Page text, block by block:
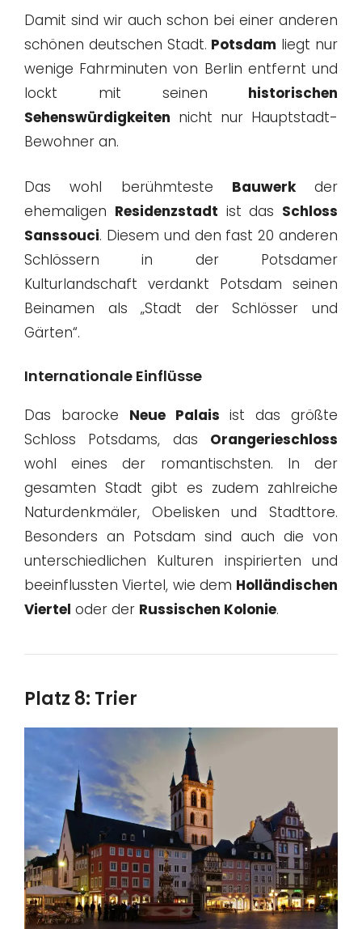
Damit sind wir auch schon bei einer anderen
schönen deutschen Stadt. Potsdam liegt nur
wenige Fahrminuten von Berlin entfernt und
lockt mit seinen historischen
Sehenswürdigkeiten nicht nur Hauptstadt-
Bewohner an.
Das wohl berühmteste Bauwerkder
ehemaligen Residenzstadt ist das Schloss
Sanssouci. Diesem und den fast 20 anderen
Schlössern in der Potsdamer
Kulturlandschaft verdankt Potsdam seinen
Beinamen als „Stadt der Schlösser und
Gärten“.
Internationale Einflüsse
Das barocke Neue Palais ist das größte
Schloss Potsdams, das Orangerieschloss
wohl eines der romantischsten. In der
gesamten Stadt gibt es zudem zahlreiche
Naturdenkmäler, Obelisken und Stadttore.
Besonders an Potsdam sind auch die von
unterschiedlichen Kulturen inspirierten und
beeinflussten Viertel, wie dem Holländischen
Viertel oder der Russischen Kolonie.
Platz 8: Trier